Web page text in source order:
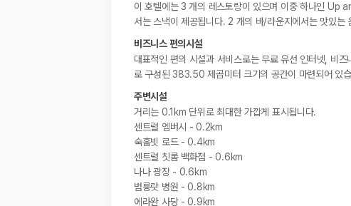
이 호텔에는 3 개의 레스토랑이 있으며 이중 하나인 Up
서는 스낵이 제공됩니다. 2 개의 바/라운지에서는 맛있
비즈니스 편의시설
대표적인 편의 시설과 서비스로는 무료 유선 인터넷, 비
로 구성된 383.50 제곱미터 크기의 공간이 마련되어 있
주변시설
거리는 0.1km 단위로 최대한 가깝게 표시됩니다.
센트럴 엠버시 - 0.2km
숙훔빗 로드 - 0.4km
센트럴 칫롬 백화점 - 0.6km
나나 광장 - 0.6km
범룽랏 병원 - 0.8km
에라완 사당 - 0.9km